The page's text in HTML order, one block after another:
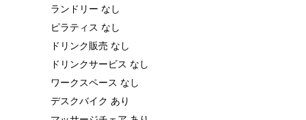
ランドリー なし
ピラティス なし
ドリンク販売 なし
ドリンクサービス なし
ワークスペース なし
デスクバイク あり